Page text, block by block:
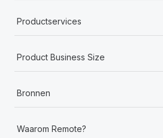
Productservices
Product Business Size
Bronnen
Waarom Remote?